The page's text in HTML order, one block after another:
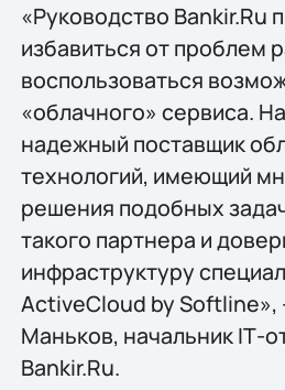
«Руководство Bankir.Ru
избавиться от проблем
воспользоваться
«облачного» сервиса.
надежный поставщик
технологий, имеющий
решения подобных
такого партнера и
инфраструктуру
ActiveCloud by Softline»,
Маньков, начальник IТ-
Bankir.Ru.